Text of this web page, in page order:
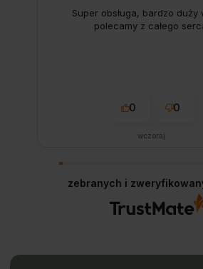
Super obsługa, bardzo duży
polecamy z całego
0 0
wczoraj
zebranych i